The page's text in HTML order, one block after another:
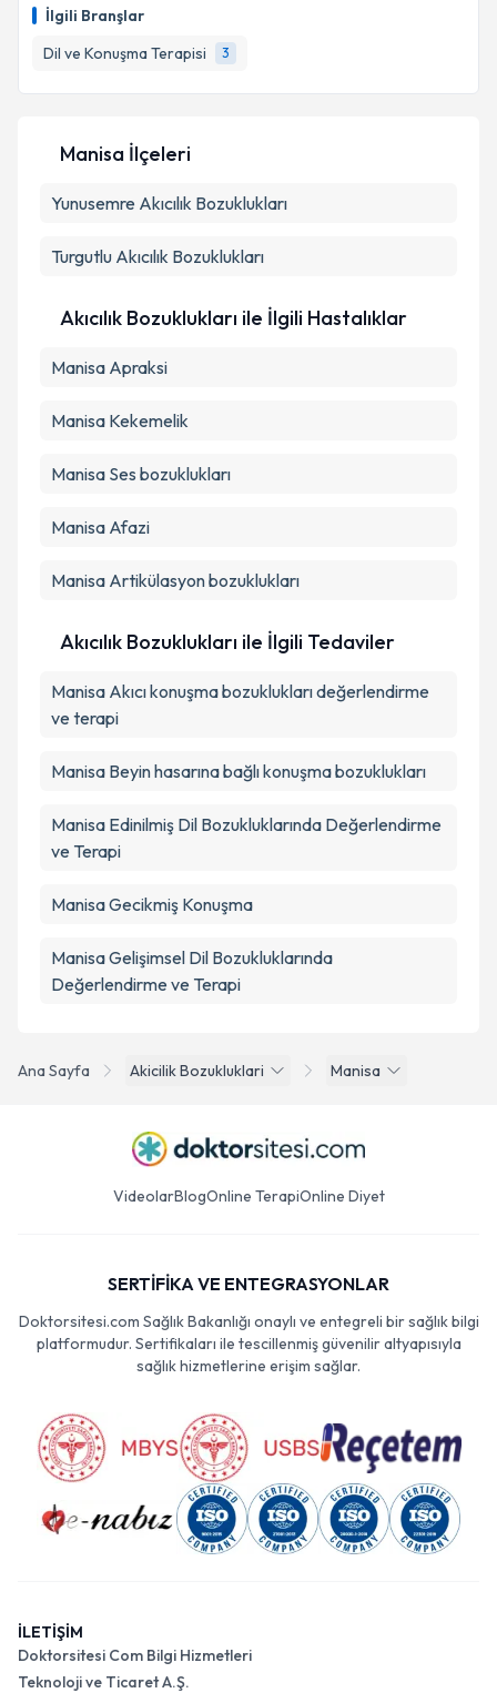
İlgili Branşlar
Dil ve Konuşma Terapisi
3
Ana Sayfa Akicilik Bozukluklari Manisa
Manisa İlçeleri
Yunusemre Akıcılık Bozuklukları
Turgutlu Akıcılık Bozuklukları
Akıcılık Bozuklukları ile İlgili Hastalıklar
Manisa Apraksi
Manisa Kekemelik
Manisa Ses bozuklukları
Manisa Afazi
Manisa Artikülasyon bozuklukları
Akıcılık Bozuklukları ile İlgili Tedaviler
Manisa Akıcı konuşma bozuklukları değerlendirme
ve terapi
Manisa Beyin hasarına bağlı konuşma bozuklukları
Manisa Edinilmiş Dil Bozukluklarında Değerlendirme
ve Terapi
Manisa Gecikmiş Konuşma
Manisa Gelişimsel Dil Bozukluklarında
Değerlendirme ve Terapi
VideolarBlogOnline TerapiOnline Diyet
SERTİFİKA VE ENTEGRASYONLAR
Doktorsitesi.com Sağlık Bakanlığı onaylı ve entegreli bir sağlık bilgi
platformudur. Sertifikaları ile tescillenmiş güvenilir altyapısıyla
sağlık hizmetlerine erişim sağlar.
İLETİŞİM
Doktorsitesi Com Bilgi Hizmetleri
Teknoloji ve Ticaret A.Ş.